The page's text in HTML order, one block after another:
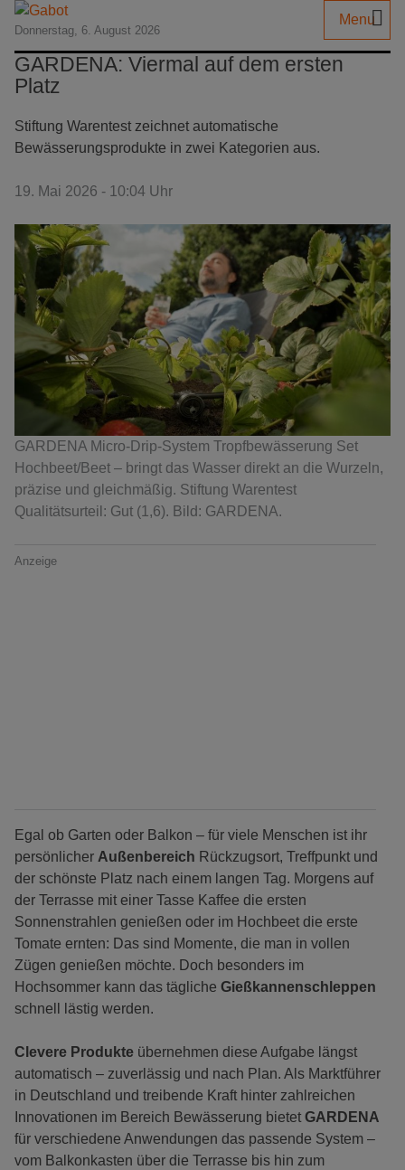
Donnerstag, 6. August 2026
Menu
GARDENA: Viermal auf dem ersten
Platz
Stiftung Warentest zeichnet automatische
Bewässerungsprodukte in zwei Kategorien aus.
19. Mai 2026 - 10:04 Uhr
GARDENA Micro-Drip-System Tropfbewässerung Set
Hochbeet/Beet – bringt das Wasser direkt an die Wurzeln,
präzise und gleichmäßig. Stiftung Warentest
Qualitätsurteil: Gut (1,6). Bild: GARDENA.
Anzeige
Egal ob Garten oder Balkon – für viele Menschen ist ihr
persönlicher Außenbereich Rückzugsort, Treffpunkt und
der schönste Platz nach einem langen Tag. Morgens auf
der Terrasse mit einer Tasse Kaffee die ersten
Sonnenstrahlen genießen oder im Hochbeet die erste
Tomate ernten: Das sind Momente, die man in vollen
Zügen genießen möchte. Doch besonders im
Hochsommer kann das tägliche Gießkannenschleppen
schnell lästig werden.
Clevere Produkte übernehmen diese Aufgabe längst
automatisch – zuverlässig und nach Plan. Als Marktführer
in Deutschland und treibende Kraft hinter zahlreichen
Innovationen im Bereich Bewässerung bietet GARDENA
für verschiedene Anwendungen das passende System –
vom Balkonkasten über die Terrasse bis hin zum